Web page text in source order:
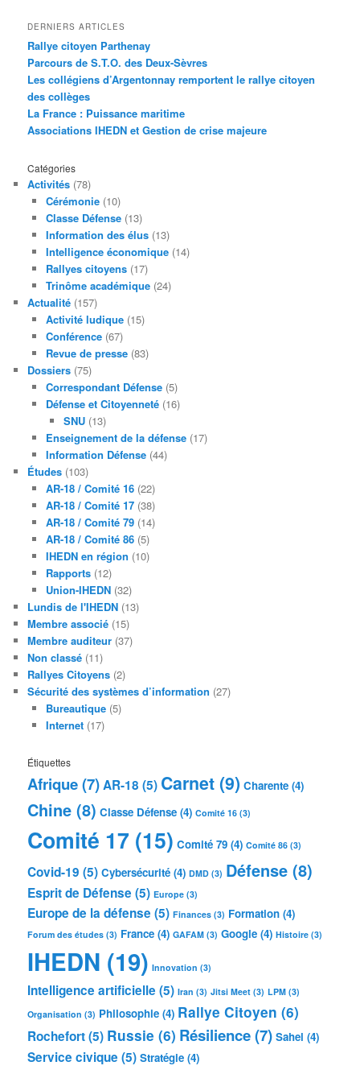
DERNIERS ARTICLES
Rallye citoyen Parthenay
Parcours de S.T.O. des Deux-Sèvres
Les collégiens d’Argentonnay remportent le rallye citoyen
des collèges
La France : Puissance maritime
Associations IHEDN et Gestion de crise majeure
Catégories
Activités (78)
Cérémonie(10)
Classe Défense(13)
Information des élus(13)
Intelligence économique(14)
Rallyes citoyens(17)
Trinôme académique(24)
Actualité (157)
Activité ludique(15)
Conférence(67)
Revue de presse(83)
Dossiers (75)
Correspondant Défense(5)
Défense et Citoyenneté(16)
SNU (13)
Enseignement de la défense(17)
Information Défense(44)
Études (103)
AR-18 / Comité 16(22)
AR-18 / Comité 17(38)
AR-18 / Comité 79(14)
AR-18 / Comité 86(5)
IHEDN en région (10)
Rapports(12)
Union-IHEDN(32)
Lundis de l'IHEDN (13)
Membre associé (15)
Membre auditeur (37)
Non classé (11)
Rallyes Citoyens (2)
Sécurité des systèmes d’information (27)
Bureautique(5)
Internet(17)
Étiquettes
Afrique(7)AR-18 (5) Carnet(9) Charente (4)
Chine (8) Classe Défense (4) Comité 16 (3)
Comité 17 (15) Comité 79 (4) Comité 86 (3)
Covid-19 (5) Cybersécurité (4) DMD (3) Défense (8)
Esprit de Défense (5) Europe (3)
Europe de la défense (5) Finances (3) Formation (4)
Forum des études (3) France (4) GAFAM (3) Google (4) Histoire (3)
IHEDN (19) Innovation (3)
Intelligence artificielle (5) Iran (3) Jitsi Meet (3) LPM (3)
Organisation (3) Philosophie (4) Rallye Citoyen (6)
Rochefort(5) Russie (6) Résilience(7) Sahel (4)
Service civique (5) Stratégie (4)